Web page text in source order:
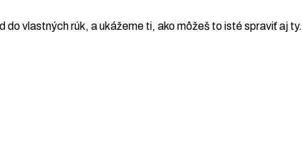
do vlastných rúk, a ukážeme ti, ako môžeš to isté spraviť aj ty.